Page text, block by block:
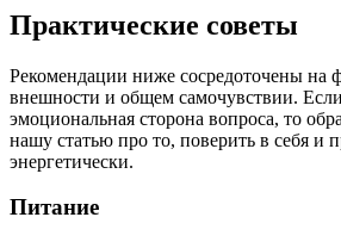
Практические советы
Рекомендации ниже сосредоточены на
внешности и общем самочувствии.
эмоциональная сторона вопроса, то
нашу статью про то, поверить в себя и
энергетически.
Питание